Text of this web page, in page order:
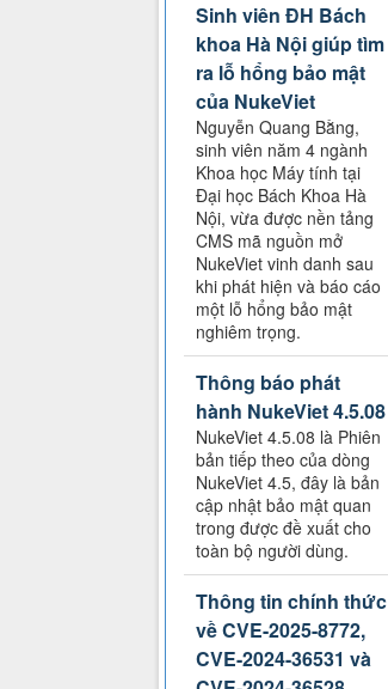
Sinh viên ĐH Bách
khoa Hà Nội giúp tìm
ra lỗ hổng bảo mật
của NukeViet
Nguyễn Quang Bằng,
sinh viên năm 4 ngành
Khoa học Máy tính tại
Đại học Bách Khoa Hà
Nội, vừa được nền tảng
CMS mã nguồn mở
NukeViet vinh danh sau
khi phát hiện và báo cáo
một lỗ hổng bảo mật
nghiêm trọng.
Thông báo phát
hành NukeViet 4.5.08
NukeViet 4.5.08 là Phiên
bản tiếp theo của dòng
NukeViet 4.5, đây là bản
cập nhật bảo mật quan
trong được đề xuất cho
toàn bộ người dùng.
Thông tin chính thức
về CVE-2025-8772,
CVE-2024-36531 và